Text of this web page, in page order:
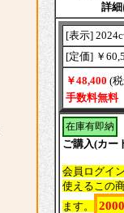
詳細
[表示]
[定価] ￥
￥48,400 (
手数料無料
在庫有即納
ご購入(カー
会員ログイ
使えるこの
ます。